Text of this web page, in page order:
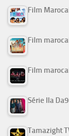
Tamazight